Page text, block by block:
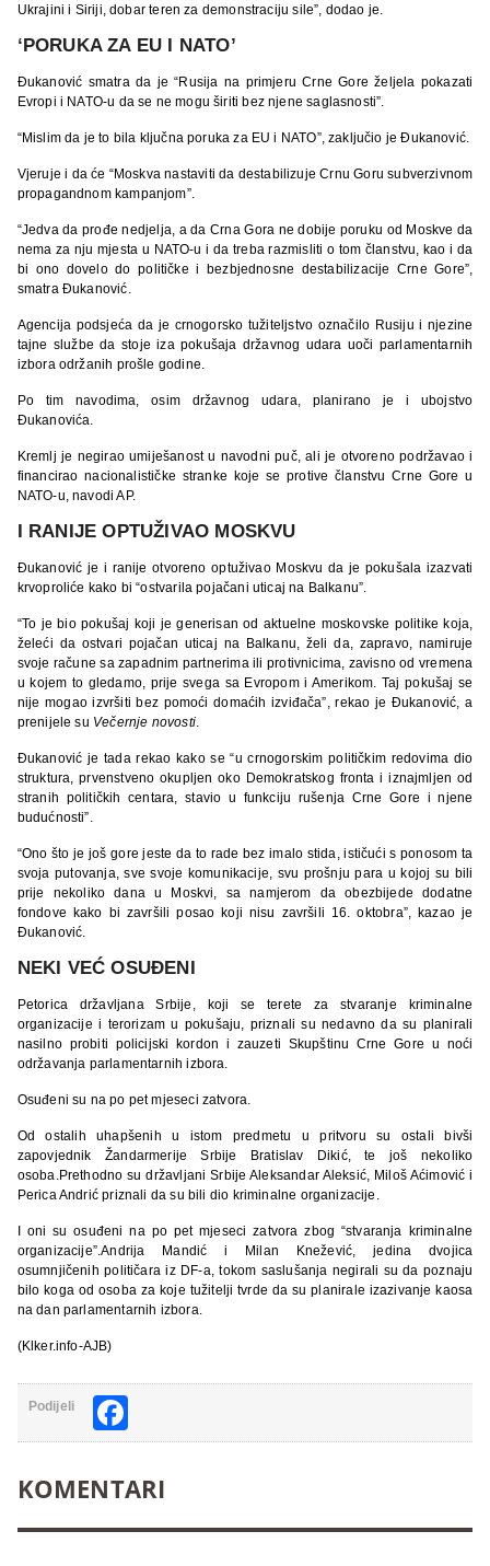
Ukrajini i Siriji, dobar teren za demonstraciju sile”, dodao je.
‘PORUKA ZA EU I NATO’
Đukanović smatra da je “Rusija na primjeru Crne Gore željela pokazati
Evropi i NATO-u da se ne mogu širiti bez njene saglasnosti”.
“Mislim da je to bila ključna poruka za EU i NATO”, zaključio je Ðukanović.
Vjeruje i da će “Moskva nastaviti da destabilizuje Crnu Goru subverzivnom
propagandnom kampanjom”.
“Jedva da prođe nedjelja, a da Crna Gora ne dobije poruku od Moskve da
nema za nju mjesta u NATO-u i da treba razmisliti o tom članstvu, kao i da
bi ono dovelo do političke i bezbjednosne destabilizacije Crne Gore”,
smatra Đukanović.
Agencija podsjeća da je crnogorsko tužiteljstvo označilo Rusiju i njezine
tajne službe da stoje iza pokušaja državnog udara uoči parlamentarnih
izbora održanih prošle godine.
Po tim navodima, osim državnog udara, planirano je i ubojstvo
Đukanovića.
Kremlj je negirao umiješanost u navodni puč, ali je otvoreno podržavao i
financirao nacionalističke stranke koje se protive članstvu Crne Gore u
NATO-u, navodi AP.
I RANIJE OPTUŽIVAO MOSKVU
Đukanović je i ranije otvoreno optuživao Moskvu da je pokušala izazvati
krvoproliće kako bi “ostvarila pojačani uticaj na Balkanu”.
“To je bio pokušaj koji je generisan od aktuelne moskovske politike koja,
želeći da ostvari pojačan uticaj na Balkanu, želi da, zapravo, namiruje
svoje račune sa zapadnim partnerima ili protivnicima, zavisno od vremena
u kojem to gledamo, prije svega sa Evropom i Amerikom. Taj pokušaj se
nije mogao izvršiti bez pomoći domaćih izviđača”, rekao je Ðukanović, a
prenijele su Večernje novosti.
Ðukanović je tada rekao kako se “u crnogorskim političkim redovima dio
struktura, prvenstveno okupljen oko Demokratskog fronta i iznajmljen od
stranih političkih centara, stavio u funkciju rušenja Crne Gore i njene
budućnosti”.
“Ono što je još gore jeste da to rade bez imalo stida, ističući s ponosom ta
svoja putovanja, sve svoje komunikacije, svu prošnju para u kojoj su bili
prije nekoliko dana u Moskvi, sa namjerom da obezbijede dodatne
fondove kako bi završili posao koji nisu završili 16. oktobra”, kazao je
Ðukanović.
NEKI VEĆ OSUĐENI
Petorica državljana Srbije, koji se terete za stvaranje kriminalne
organizacije i terorizam u pokušaju, priznali su nedavno da su planirali
nasilno probiti policijski kordon i zauzeti Skupštinu Crne Gore u noći
održavanja parlamentarnih izbora.
Osuđeni su na po pet mjeseci zatvora.
Od ostalih uhapšenih u istom predmetu u pritvoru su ostali bivši
zapovjednik Žandarmerije Srbije Bratislav Dikić, te još nekoliko
osoba.Prethodno su državljani Srbije Aleksandar Aleksić, Miloš Aćimović i
Perica Andrić priznali da su bili dio kriminalne organizacije.
I oni su osuđeni na po pet mjeseci zatvora zbog “stvaranja kriminalne
organizacije”.Andrija Mandić i Milan Knežević, jedina dvojica
osumnjičenih političara iz DF-a, tokom saslušanja negirali su da poznaju
bilo koga od osoba za koje tužitelji tvrde da su planirale izazivanje kaosa
na dan parlamentarnih izbora.
(Klker.info-AJB)
Podijeli
KOMENTARI